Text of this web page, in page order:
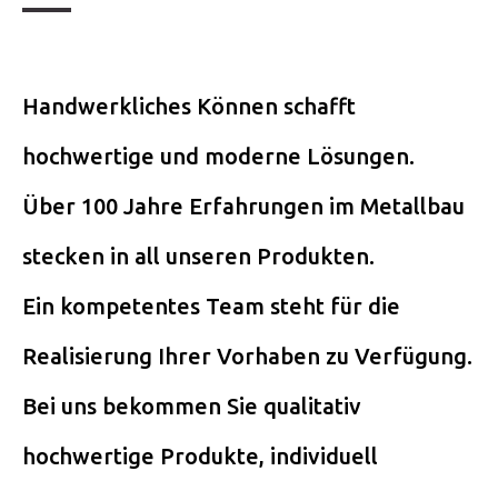
Handwerkliches Können schafft
hochwertige und moderne Lösungen.
Über 100 Jahre Erfahrungen im Metallbau
stecken in all unseren Produkten.
Ein kompetentes Team steht für die
Realisierung Ihrer Vorhaben zu Verfügung.
Bei uns bekommen Sie qualitativ
hochwertige Produkte, individuell